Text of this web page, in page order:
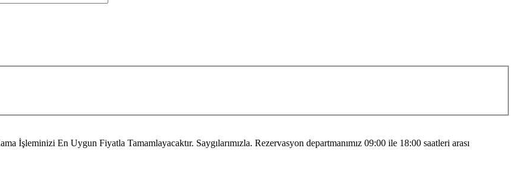
İşleminizi En Uygun Fiyatla Tamamlayacaktır. Saygılarımızla. Rezervasyon departmanımız 09:00 ile 18:00 saatleri arası